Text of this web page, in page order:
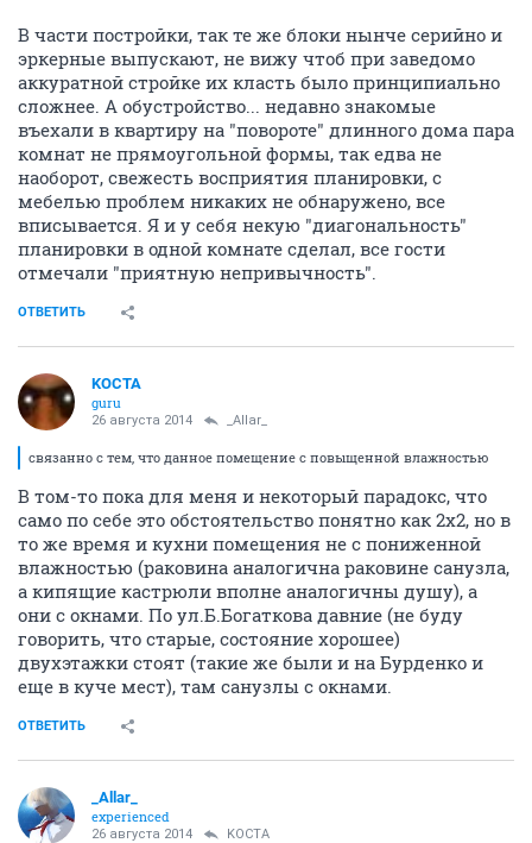
В части постройки, так те же блоки нынче серийно и
эркерные выпускают, не вижу чтоб при заведомо
аккуратной стройке их класть было принципиально
сложнее. А обустройство... недавно знакомые
въехали в квартиру на "повороте" длинного дома пара
комнат не прямоугольной формы, так едва не
наоборот, свежесть восприятия планировки, с
мебелью проблем никаких не обнаружено, все
вписывается. Я и у себя некую "диагональность"
планировки в одной комнате сделал, все гости
отмечали "приятную непривычность".
ОТВЕТИТЬ
KOCTA
guru
26 августа 2014 _Allar_
связанно с тем, что данное помещение с повыщенной влажностью
В том-то пока для меня и некоторый парадокс, что
само по себе это обстоятельство понятно как 2х2, но в
то же время и кухни помещения не с пониженной
влажностью (раковина аналогична раковине санузла,
а кипящие кастрюли вполне аналогичны душу), а
они с окнами. По ул.Б.Богаткова давние (не буду
говорить, что старые, состояние хорошее)
двухэтажки стоят (такие же были и на Бурденко и
еще в куче мест), там санузлы с окнами.
ОТВЕТИТЬ
_Allar_
experienced
26 августа 2014 KOCTA